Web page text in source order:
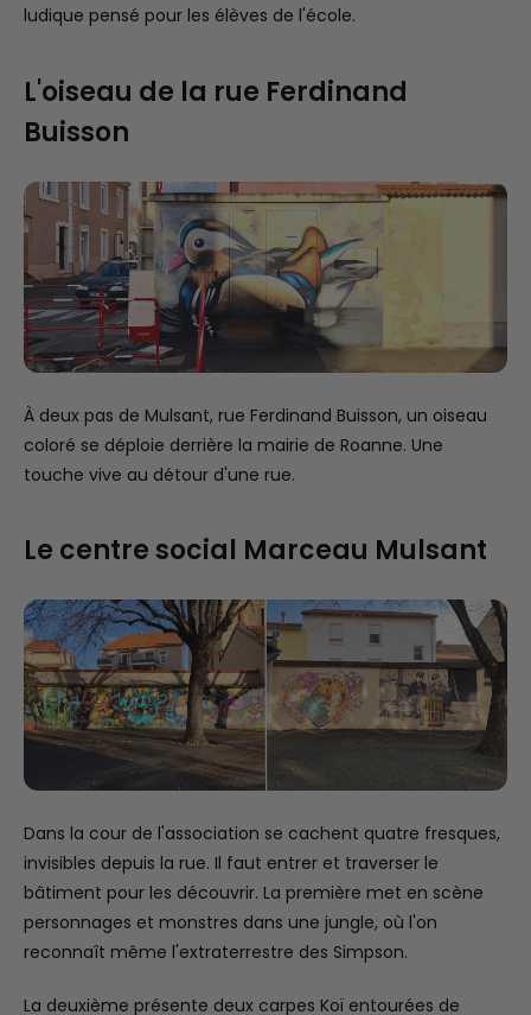
ludique pensé pour les élèves de l'école.
L'oiseau de la rue Ferdinand
Buisson
À deux pas de Mulsant, rue Ferdinand Buisson, un oiseau
coloré se déploie derrière la mairie de Roanne. Une
touche vive au détour d'une rue.
Le centre social Marceau Mulsant
Dans la cour de l'association se cachent quatre fresques,
invisibles depuis la rue. Il faut entrer et traverser le
bâtiment pour les découvrir. La première met en scène
personnages et monstres dans une jungle, où l'on
reconnaît même l'extraterrestre des Simpson.
La deuxième présente deux carpes Koï entourées de